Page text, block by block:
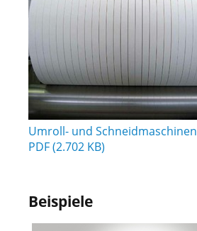
Umroll- und Schneidmaschinen
PDF (2.702 KB)
Beispiele